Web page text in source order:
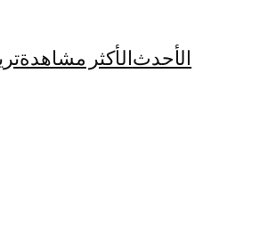
الأحدثالأكثر مشاهدة